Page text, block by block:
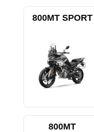
800MT SPORT
800MT